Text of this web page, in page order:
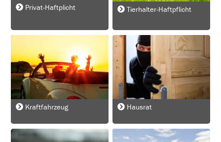
Privat-Haftplicht Tierhalter-Haftpflicht
Kraftfahrzeug Hausrat